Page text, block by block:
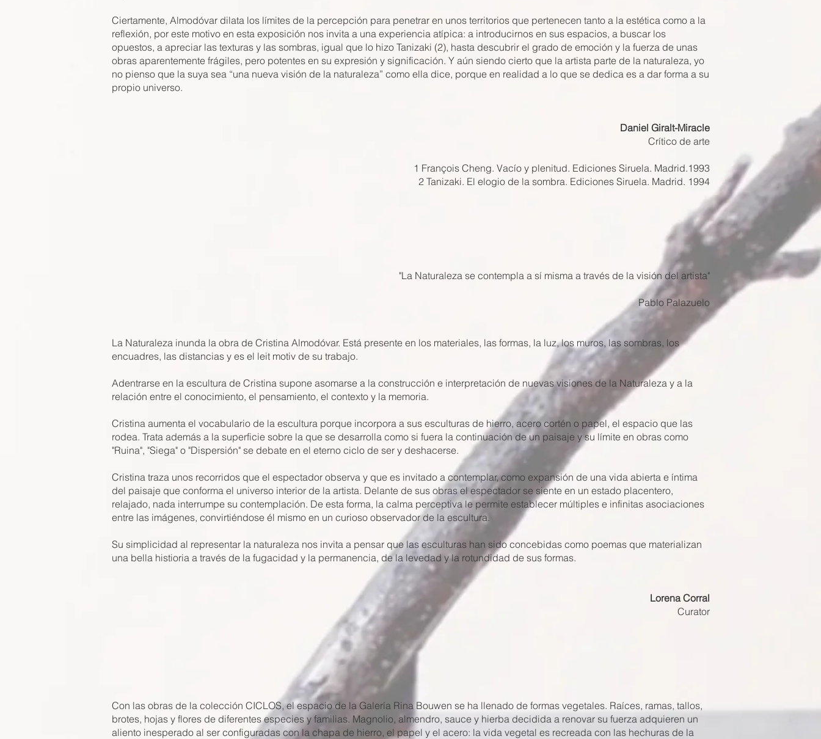
Ciertamente, Almodóvar dilata los límites de la percepción para penetrar en unos territorios que pertenecen tanto a la estética como a la
reflexión, por este motivo en esta exposición nos invita a una experiencia atípica: a introducirnos en sus espacios, a buscar los
opuestos, a apreciar las texturas y las sombras, igual que lo hizo Tanizaki (2), hasta descubrir el grado de emoción y la fuerza de unas
obras aparentemente frágiles, pero potentes en su expresión y significación. Y aún siendo cierto que la artista parte de la naturaleza, yo
no pienso que la suya sea “una nueva visión de la naturaleza” como ella dice, porque en realidad a lo que se dedica es a dar forma a su
propio universo.
Daniel Giralt-Miracle
Crítico de arte
1 François Cheng. Vacío y plenitud. Ediciones Siruela. Madrid.1993
2 Tanizaki. El elogio de la sombra. Ediciones Siruela. Madrid. 1994
"La Naturaleza se contempla a sí misma a través de la visión del artista"
Pablo Palazuelo
La Naturaleza inunda la obra de Cristina Almodóvar. Está presente en los materiales, las formas, la luz, los muros, las sombras, los
encuadres, las distancias y es el leit motiv de su trabajo.
Adentrarse en la escultura de Cristina supone asomarse a la construcción e interpretación de nuevas visiones de la Naturaleza y a la
relación entre el conocimiento, el pensamiento, el contexto y la memoria.
Cristina aumenta el vocabulario de la escultura porque incorpora a sus esculturas de hierro, acero cortén o papel, el espacio que las
rodea. Trata además a la superficie sobre la que se desarrolla como si fuera la continuación de un paisaje y su límite en obras como
"Ruina", "Siega" o "Dispersión" se debate en el eterno ciclo de ser y deshacerse.
Cristina traza unos recorridos que el espectador observa y que es invitado a contemplar, como expansión de una vida abierta e íntima
del paisaje que conforma el universo interior de la artista. Delante de sus obras el espectador se siente en un estado placentero,
relajado, nada interrumpe su contemplación. De esta forma, la calma perceptiva le permite establecer múltiples e infinitas asociaciones
entre las imágenes, convirtiéndose él mismo en un curioso observador de la escultura.
Su simplicidad al representar la naturaleza nos invita a pensar que las esculturas han sido concebidas como poemas que materializan
una bella histioria a través de la fugacidad y la permanencia, de la levedad y la rotundidad de sus formas.
Lorena Corral
Curator
Con las obras de la colección CICLOS, el espacio de la Galería Rina Bouwen se ha llenado de formas vegetales. Raíces, ramas, tallos,
brotes, hojas y flores de diferentes especies y familias. Magnolio, almendro, sauce y hierba decidida a renovar su fuerza adquieren un
aliento inesperado al ser configuradas con la chapa de hierro, el papel y el acero: la vida vegetal es recreada con las hechuras de la